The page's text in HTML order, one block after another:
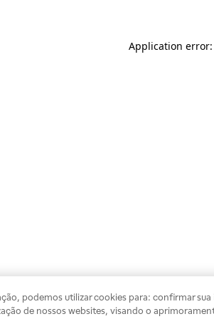
Application
podemos utilizar cookies para: confirmar
de nossos websites, visando o